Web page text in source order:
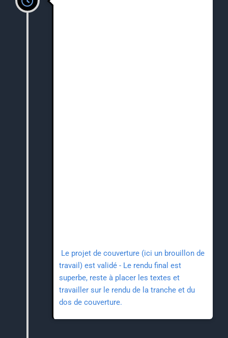
Le projet de couverture (ici un brouillon de
travail) est validé - Le rendu final est
superbe, reste à placer les textes et
travailler sur le rendu de la tranche et du
dos de couverture.